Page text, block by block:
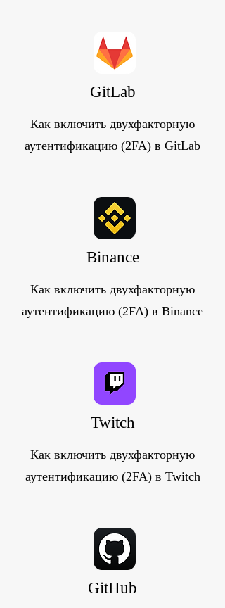
GitLab
Как включить двухфакторную
аутентификацию (2FA) в GitLab
Binance
Как включить двухфакторную
аутентификацию (2FA) в Binance
Twitch
Как включить двухфакторную
аутентификацию (2FA) в Twitch
GitHub